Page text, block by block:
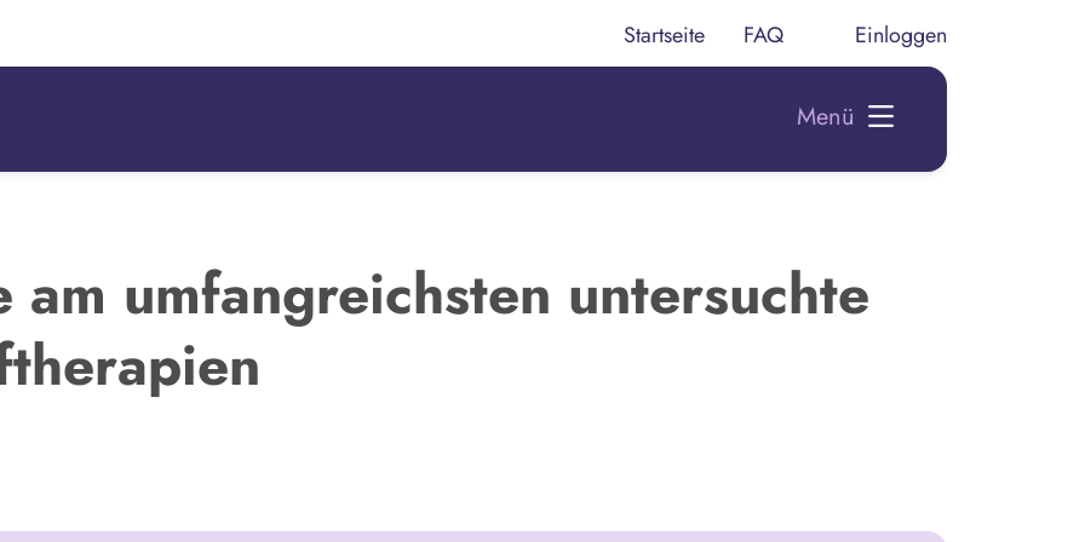
Startseite FAQ Einloggen
Menü
am umfangreichsten untersuchte